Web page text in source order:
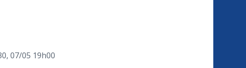
07/05 19h00